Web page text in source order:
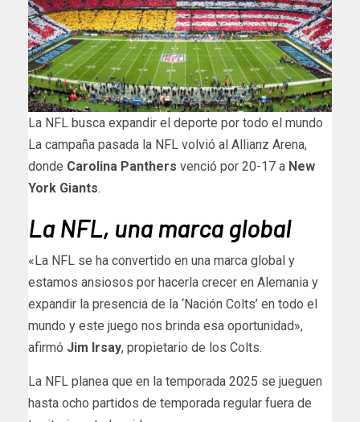
La NFL busca expandir el deporte por todo el mundo
La campaña pasada la NFL volvió al Allianz Arena,
donde Carolina Panthers venció por 20-17 a New
York Giants.
La NFL, una marca global
«La NFL se ha convertido en una marca global y
estamos ansiosos por hacerla crecer en Alemania y
expandir la presencia de la ‘Nación Colts’ en todo el
mundo y este juego nos brinda esa oportunidad»,
afirmó Jim Irsay, propietario de los Colts.
La NFL planea que en la temporada 2025 se jueguen
hasta ocho partidos de temporada regular fuera de